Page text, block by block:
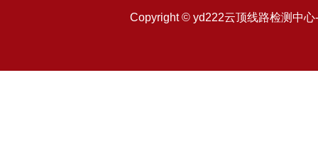
Copyright © yd222云顶线路检测中